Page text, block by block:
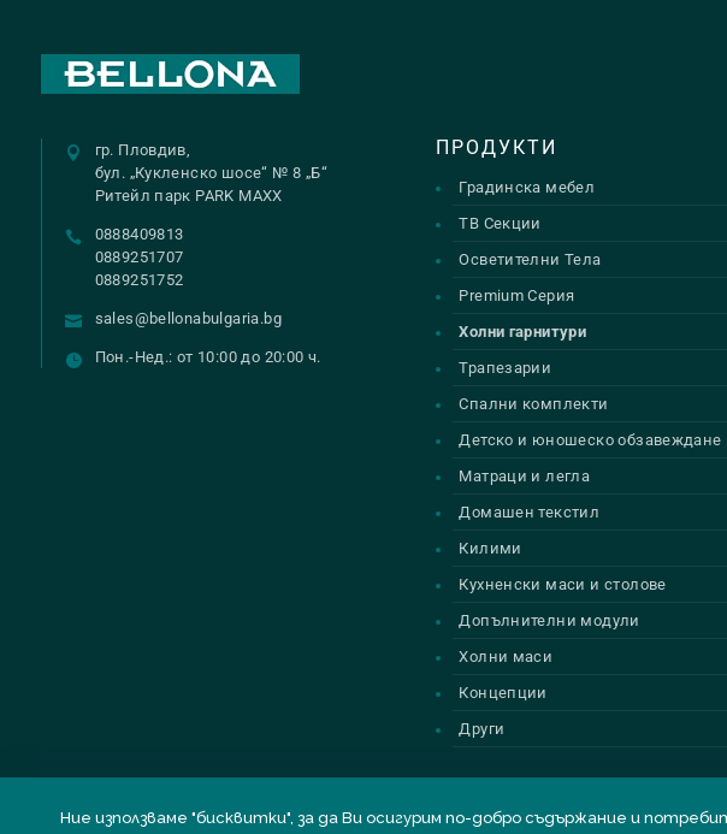
гр. Пловдив,
бул. „Кукленско шосе“ № 8 „Б“
Ритейл парк PARK MAXX
0888409813
0889251707
0889251752
sales@bellonabulgaria.bg
Пон.-Нед.: от 10:00 до 20:00 ч.
ПРОДУКТИ
Градинска мебел
ТВ Секции
Осветителни Тела
Premium Серия
Холни гарнитури
Трапезарии
Спални комплекти
Детско и юношеско обзавеждане
Матраци и легла
Домашен текстил
Килими
Кухненски маси и столове
Допълнителни модули
Холни маси
Концепции
Други
Ние използваме "бисквитки", за да Ви осигурим по-добро съдържание и